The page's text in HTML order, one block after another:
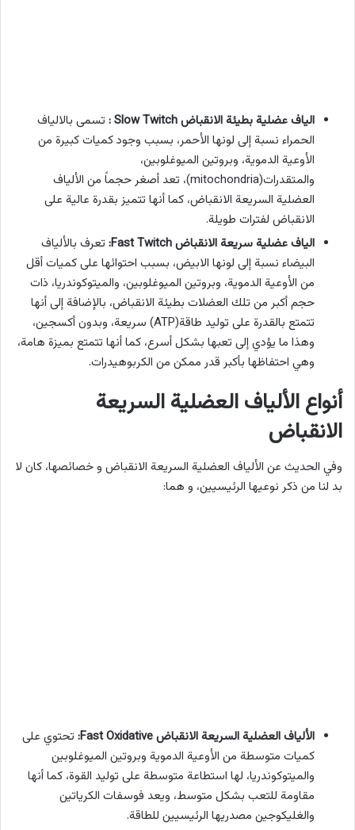
الياف عضلية بطيئة الانقباض Slow Twitch :
تسمى بالالياف
الحمراء نسبة إلى لونها الأحمر، بسبب وجود كميات كبيرة من
الأوعية الدموية، وبروتين الميوغلوبين،
والمتقدرات(mitochondria)، تعد أصغر حجماً من الألياف
العضلية السريعة الانقباض، كما أنها تتميز بقدرة عالية على
الانقباض لفترات طويلة.
الياف عضلية سريعة الانقباض Fast Twitch:
تعرف بالألياف
البيضاء نسبة إلى لونها الابيض، بسبب احتوائها على كميات أقل
من الأوعية الدموية، وبروتين الميوغلوبين، والميتوكوندريا، ذات
حجم أكبر من تلك العضلات بطيئة الانقباض، بالإضافة إلى أنها
تتمتع بالقدرة على توليد طاقة(ATP) سريعة، وبدون أكسجين،
وهذا ما يؤدي إلى تعبها بشكل أسرع، كما أنها تتمتع بميزة هامة،
وهي احتفاظها بأكبر قدر ممكن من الكربوهيدرات.
أنواع الألياف العضلية السريعة
الانقباض
وفي الحديث عن الألياف العضلية السريعة الانقباض و خصائصها، كان لا
بد لنا من ذكر نوعيها الرئيسيين، و هما:
الألياف العضلية السريعة الانقباض Fast Oxidative:
تحتوي على
كميات متوسطة من الأوعية الدموية وبروتين الميوغلوبين
والميتوكوندريا، لها استطاعة متوسطة على توليد القوة، كما أنها
مقاومة للتعب بشكل متوسط، ويعد فوسفات الكرياتين
والغليكوجين مصدريها الرئيسيين للطاقة.